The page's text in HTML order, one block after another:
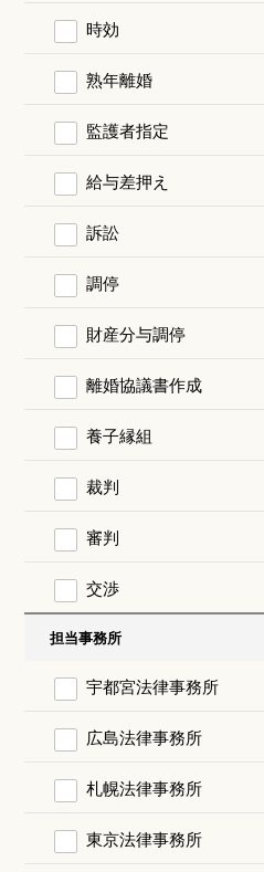
時効
熟年離婚
監護者指定
給与差押え
訴訟
調停
財産分与調停
離婚協議書作成
養子縁組
裁判
審判
交渉
担当事務所
宇都宮法律事務所
広島法律事務所
札幌法律事務所
東京法律事務所